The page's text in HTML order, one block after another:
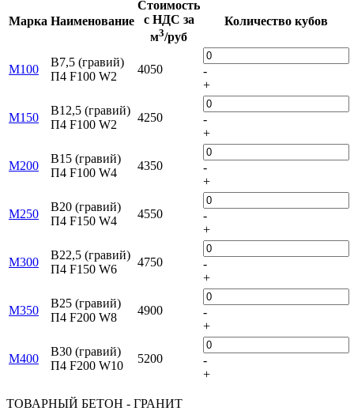
Марка Наименование
Стоимость
с НДС за
м3/руб
Количество кубов
M100
B7,5 (гравий)
П4 F100 W2
4050
-
+
М150
B12,5 (гравий)
П4 F100 W2
4250
-
+
М200
B15 (гравий)
П4 F100 W4
4350
-
+
М250
B20 (гравий)
П4 F150 W4
4550
-
+
М300
B22,5 (гравий)
П4 F150 W6
4750
-
+
М350
B25 (гравий)
П4 F200 W8
4900
-
+
М400
B30 (гравий)
П4 F200 W10
5200
-
+
ТОВАРНЫЙ БЕТОН - ГРАНИТ